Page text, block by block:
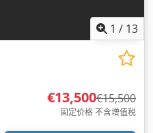
1 / 13
€13,500€15,500
固定价格 不含增值税